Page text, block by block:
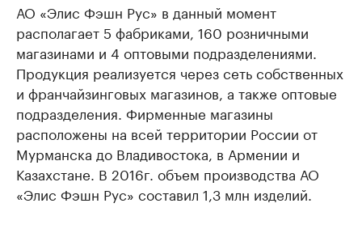
АО «Элис Фэшн Рус» в данный момент
располагает 5 фабриками, 160 розничными
магазинами и 4 оптовыми подразделениями.
Продукция реализуется через сеть собственных
и франчайзинговых магазинов, а также оптовые
подразделения. Фирменные магазины
расположены на всей территории России от
Мурманска до Владивостока, в Армении и
Казахстане. В 2016г. объем производства АО
«Элис Фэшн Рус» составил 1,3 млн изделий.